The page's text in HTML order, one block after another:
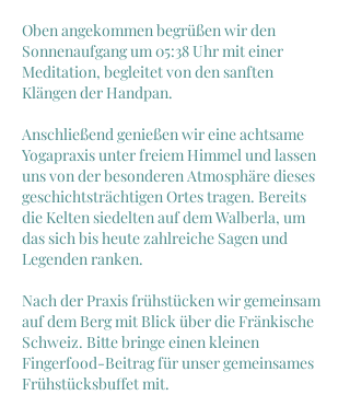
Oben angekommen begrüßen wir den
Sonnenaufgang um 05:38 Uhr mit einer
Meditation, begleitet von den sanften
Klängen der Handpan.
Anschließend genießen wir eine achtsame
Yogapraxis unter freiem Himmel und lassen
uns von der besonderen Atmosphäre dieses
geschichtsträchtigen Ortes tragen. Bereits
die Kelten siedelten auf dem Walberla, um
das sich bis heute zahlreiche Sagen und
Legenden ranken.
Nach der Praxis frühstücken wir gemeinsam
auf dem Berg mit Blick über die Fränkische
Schweiz. Bitte bringe einen kleinen
Fingerfood-Beitrag für unser gemeinsames
Frühstücksbuffet mit.